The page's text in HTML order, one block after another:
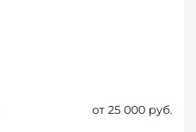
от 25 000 руб.